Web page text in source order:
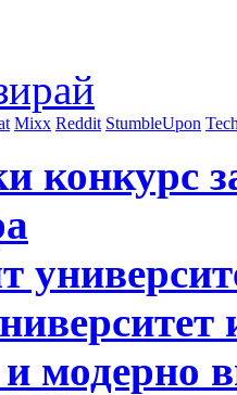
Mixx Reddit StumbleUpon
конкурс
модерно